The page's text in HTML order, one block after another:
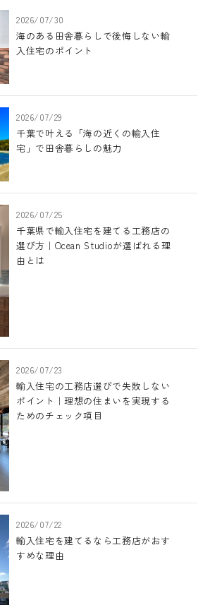
2026/07/30
海のある田舎暮らしで後悔しない輸
入住宅のポイント
2026/07/29
千葉で叶える「海の近くの輸入住
宅」で田舎暮らしの魅力
2026/07/25
千葉県で輸入住宅を建てる工務店の
選び方｜Ocean Studioが選ばれる理
由とは
2026/07/23
輸入住宅の工務店選びで失敗しない
ポイント｜理想の住まいを実現する
ためのチェック項目
2026/07/22
輸入住宅を建てるなら工務店がおす
すめな理由